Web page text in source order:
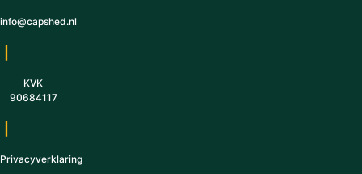
info@capshed.nl
KVK
90684117
Privacyverklaring